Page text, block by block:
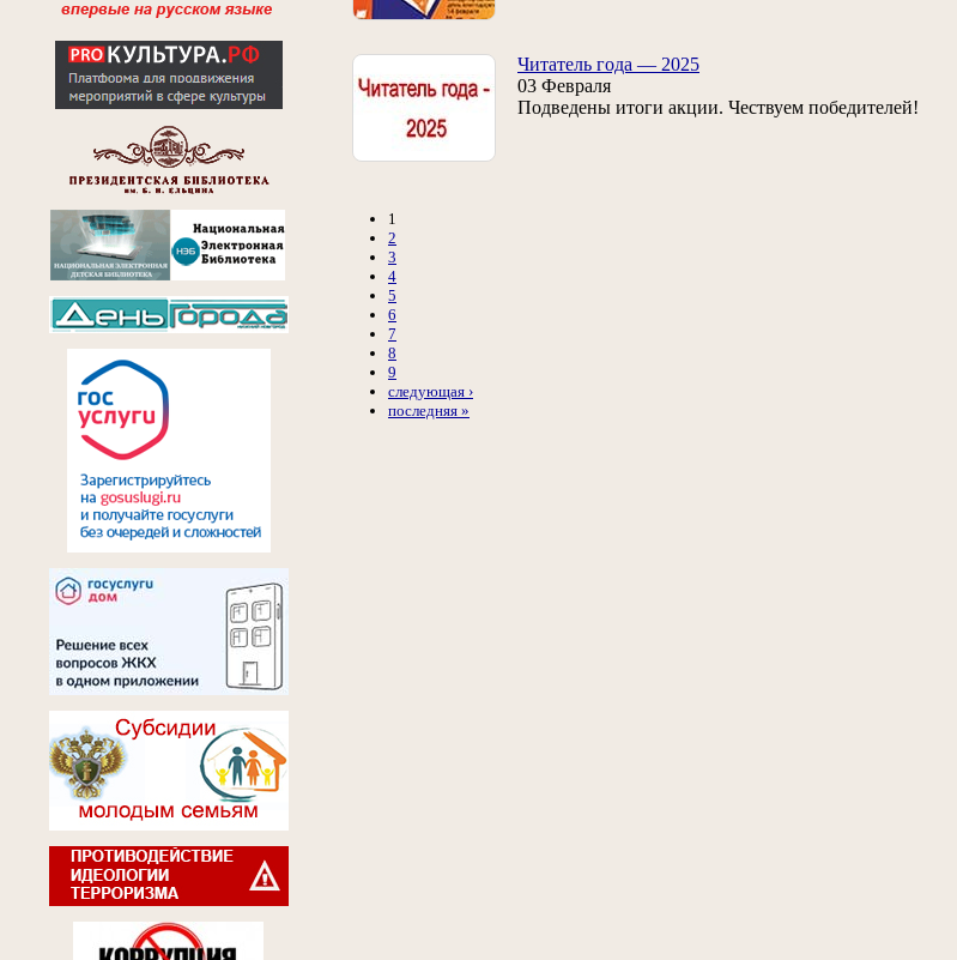
Читатель года — 2025
03 Февраля
Подведены итоги акции. Чествуем победителей!
1
2
3
4
5
6
7
8
9
следующая ›
последняя »